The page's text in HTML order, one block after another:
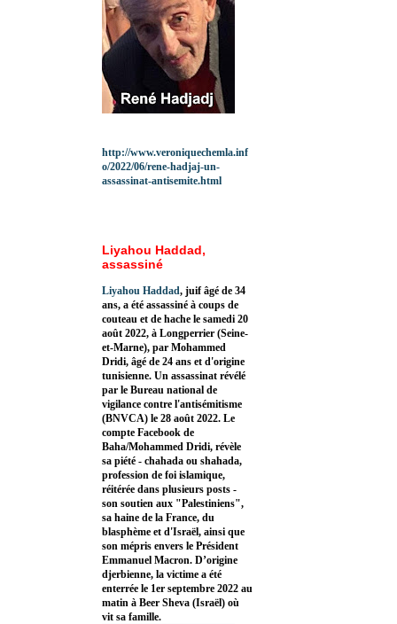
http://www.veroniquechemla.inf
o/2022/06/rene-hadjaj-un-
assassinat-antisemite.html
Liyahou Haddad,
assassiné
Liyahou Haddad, juif âgé de 34
ans, a été assassiné à coups de
couteau et de hache le samedi 20
août 2022, à Longperrier (Seine-
et-Marne), par Mohammed
Dridi, âgé de 24 ans et d'origine
tunisienne. Un assassinat révélé
par le Bureau national de
vigilance contre l'antisémitisme
(BNVCA) le 28 août 2022. Le
compte Facebook de
Baha/Mohammed Dridi, révèle
sa piété - chahada ou shahada,
profession de foi islamique,
réitérée dans plusieurs posts -
son soutien aux "Palestiniens",
sa haine de la France, du
blasphème et d'Israël, ainsi que
son mépris envers le Président
Emmanuel Macron. D’origine
djerbienne, la victime a été
enterrée le 1er septembre 2022 au
matin à Beer Sheva (Israël) où
vit sa famille.